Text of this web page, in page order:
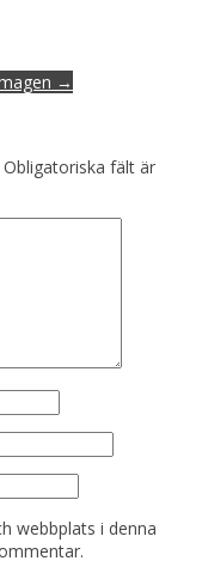
→
Obligatoriska fält är
webbplats i denna